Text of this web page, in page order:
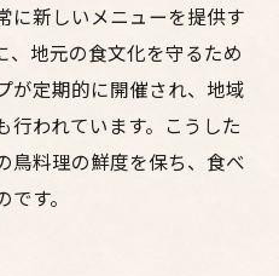
に新しいメニューを提供す
、地元の食文化を守るため
が定期的に開催され、地域
行われています。こうした
鳥料理の鮮度を保ち、食べ
す。